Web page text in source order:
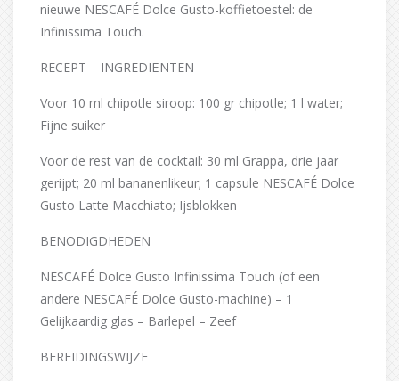
nieuwe NESCAFÉ Dolce Gusto-koffietoestel: de
Infinissima Touch.
RECEPT – INGREDIËNTEN
Voor 10 ml chipotle siroop: 100 gr chipotle; 1 l water;
Fijne suiker
Voor de rest van de cocktail: 30 ml Grappa, drie jaar
gerijpt; 20 ml bananenlikeur; 1 capsule NESCAFÉ Dolce
Gusto Latte Macchiato; Ijsblokken
BENODIGDHEDEN
NESCAFÉ Dolce Gusto Infinissima Touch (of een
andere NESCAFÉ Dolce Gusto-machine) – 1
Gelijkaardig glas – Barlepel – Zeef
BEREIDINGSWIJZE